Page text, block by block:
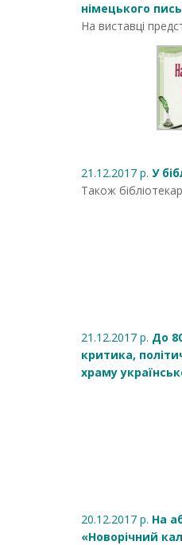
німецького
На виставці
21.12.2017 р. У
Також
21.12.2017 р. До
критика,
храму
20.12.2017 р. На
«Новорічний